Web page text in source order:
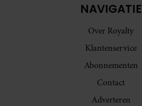
NAVIGATIE
Over Royalty
Klantenservice
Abonnementen
Contact
Adverteren